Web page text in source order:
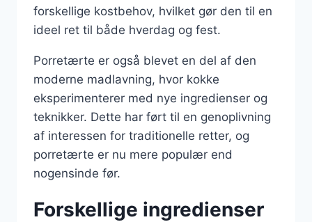
forskellige kostbehov, hvilket gør den til en
ideel ret til både hverdag og fest.
Porretærte er også blevet en del af den
moderne madlavning, hvor kokke
eksperimenterer med nye ingredienser og
teknikker. Dette har ført til en genoplivning
af interessen for traditionelle retter, og
porretærte er nu mere populær end
nogensinde før.
Forskellige ingredienser